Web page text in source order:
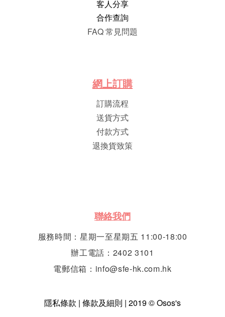
客人分享
合作查詢
FAQ 常見問題
網上訂購
訂購流程
送貨方式
付款方式
退換貨致策
聯絡我們
服務時間：星期一至星期五 11:00-18:00
辦工電話：2402 3101
電郵信箱：info@sfe-hk.com.hk
隱私條款 | 條款及細則 | 2019 © Osos's